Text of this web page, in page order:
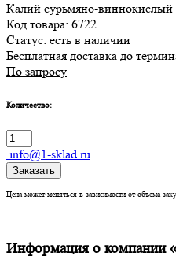
Калий сурьмяно-виннокислый
Код товара: 6722
Статус: есть в наличии
Бесплатная доставка до
По запросу
Количество:
info@1-sklad.ru
Заказать
Цена может меняться в зависимости от объема
Информация о компании